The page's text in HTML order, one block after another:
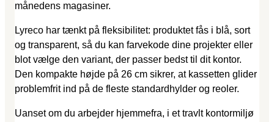
månedens magasiner.
Lyreco har tænkt på fleksibilitet: produktet fås i blå, sort
og transparent, så du kan farvekode dine projekter eller
blot vælge den variant, der passer bedst til dit kontor.
Den kompakte højde på 26 cm sikrer, at kassetten glider
problemfrit ind på de fleste standardhylder og reoler.
Uanset om du arbejder hjemmefra, i et travlt kontormiljø